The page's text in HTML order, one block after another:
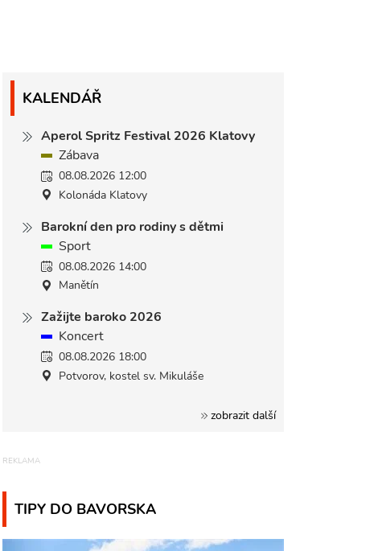
KALENDÁŘ
Aperol Spritz Festival 2026 Klatovy
Zábava
08.08.2026 12:00
Kolonáda Klatovy
Barokní den pro rodiny s dětmi
Sport
08.08.2026 14:00
Manětín
Zažijte baroko 2026
Koncert
08.08.2026 18:00
Potvorov, kostel sv. Mikuláše
zobrazit další
TIPY DO BAVORSKA